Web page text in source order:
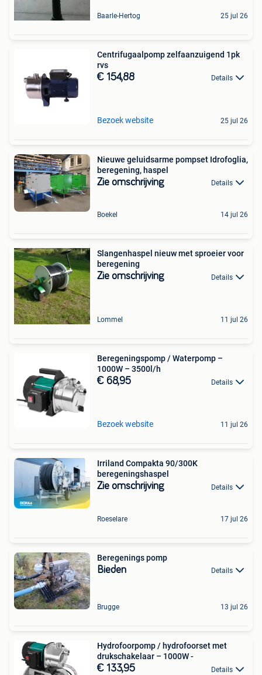
Baarle-Hertog 25 jul 26
Centrifugaalpomp zelfaanzuigend 1pk
rvs
€ 154,88 Details
Bezoek website 25 jul 26
Nieuwe geluidsarme pompset Idrofoglia,
beregening, haspel
Zie omschrijving Details
Boekel 14 jul 26
Slangenhaspel nieuw met sproeier voor
beregening
Zie omschrijving Details
Lommel 11 jul 26
Beregeningspomp / Waterpomp –
1000W – 3500l/h
€ 68,95 Details
Bezoek website 11 jul 26
Irriland Compakta 90/300K
beregeningshaspel
Zie omschrijving Details
Roeselare 17 jul 26
Beregenings pomp
Bieden Details
Brugge 13 jul 26
Hydrofoorpomp / hydrofoorset met
drukschakelaar – 1000W -
€ 133,95 Details